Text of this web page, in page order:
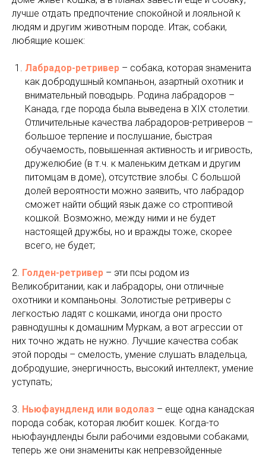
лучше отдать предпочтение спокойной и лояльной к
людям и другим животным породе. Итак, собаки,
любящие кошек:
Лабрадор-ретривер – собака, которая знаменита
как добродушный компаньон, азартный охотник и
внимательный поводырь. Родина лабрадоров –
Канада, где порода была выведена в XIX столетии.
Отличительные качества лабрадоров-ретриверов –
большое терпение и послушание, быстрая
обучаемость, повышенная активность и игривость,
дружелюбие (в т.ч. к маленьким деткам и другим
питомцам в доме), отсутствие злобы. С большой
долей вероятности можно заявить, что лабрадор
сможет найти общий язык даже со строптивой
кошкой. Возможно, между ними и не будет
настоящей дружбы, но и вражды тоже, скорее
всего, не будет;
2. Голден-ретривер – эти псы родом из
Великобритании, как и лабрадоры, они отличные
охотники и компаньоны. Золотистые ретриверы с
легкостью ладят с кошками, иногда они просто
равнодушны к домашним Муркам, а вот агрессии от
них точно ждать не нужно. Лучшие качества собак
этой породы – смелость, умение слушать владельца,
добродушие, энергичность, высокий интеллект, умение
уступать;
3. Ньюфаундленд или водолаз – еще одна канадская
порода собак, которая любит кошек. Когда-то
ньюфаундленды были рабочими ездовыми собаками,
теперь же они знамениты как непревзойденные